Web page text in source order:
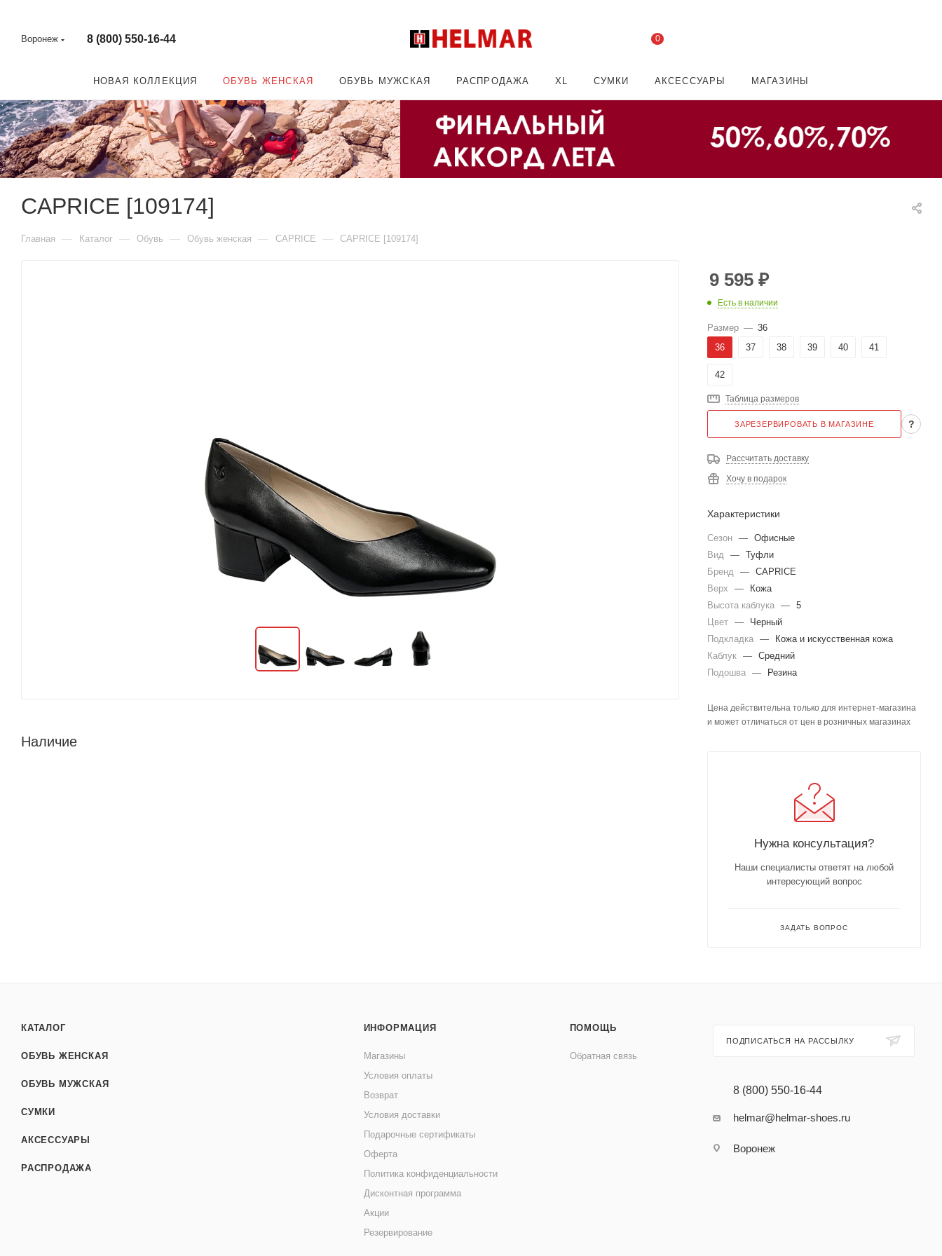
Воронеж 8 (800) 550-16-44 0
НОВАЯ КОЛЛЕКЦИЯ ОБУВЬ ЖЕНСКАЯ ОБУВЬ МУЖСКАЯ РАСПРОДАЖА XL СУМКИ АКСЕССУАРЫ МАГАЗИНЫ
CAPRICE [109174]
Главная — Каталог — Обувь — Обувь женская — CAPRICE — CAPRICE [109174]
Наличие
9 595 ₽
Есть в наличии
Размер — 36
36
37 38 39 40 41
42
Таблица размеров
ЗАРЕЗЕРВИРОВАТЬ В МАГАЗИНЕ ?
Рассчитать доставку
Хочу в подарок
Характеристики
Сезон — Офисные
Вид — Туфли
Бренд — CAPRICE
Верх
—
Кожа
Высота каблука — 5
Цвет —
Черный
Подкладка —
Кожа и искусственная кожа
Каблук — Средний
Подошва — Резина
Цена действительна только для интернет-магазина
и может отличаться от цен в розничных магазинах
Нужна консультация?
Наши специалисты ответят на любой
интересующий вопрос
ЗАДАТЬ ВОПРОС
КАТАЛОГ
ОБУВЬ ЖЕНСКАЯ
ОБУВЬ МУЖСКАЯ
СУМКИ
АКСЕССУАРЫ
РАСПРОДАЖА
ИНФОРМАЦИЯ
Магазины
Условия оплаты
Возврат
Условия доставки
Подарочные сертификаты
Оферта
Политика конфиденциальности
Дисконтная программа
Акции
Резервирование
ПОМОЩЬ
Обратная связь
ПОДПИСАТЬСЯ НА РАССЫЛКУ
8 (800) 550-16-44
helmar@helmar-shoes.ru
Воронеж